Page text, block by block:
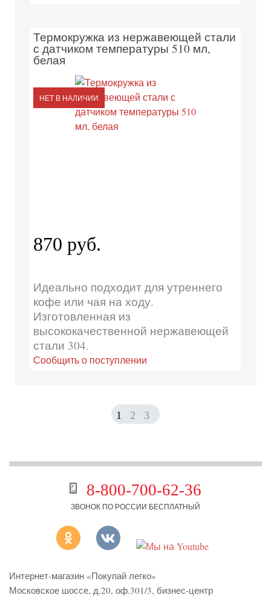
Термокружка из нержавеющей стали
с датчиком температуры 510 мл,
белая
НЕТ В НАЛИЧИИ
870 руб.
Идеально подходит для утреннего
кофе или чая на ходу.
Изготовленная из
высококачественной нержавеющей
стали 304.
Сообщить о поступлении
1 2 3
8-800-700-62-36
ЗВОНОК ПО РОССИИ БЕСПЛАТНЫЙ
Интернет-магазин «Покупай легко»
Московское шоссе, д.20, оф.301/3, бизнес-центр